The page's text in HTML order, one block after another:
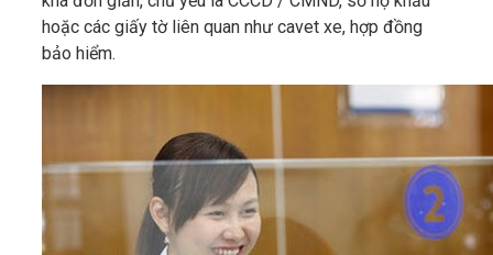
hoặc các giấy tờ liên quan như cavet xe, hợp đồng
bảo hiểm.